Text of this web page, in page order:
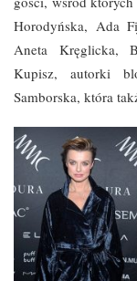
Horodyńska, Ada
Aneta Kręglicka,
Kupisz, autorki
Samborska, która